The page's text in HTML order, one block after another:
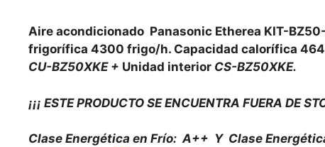
Aire acondicionado Panasonic Etherea KIT-
frigorífica 4300 frigo/h. Capacidad calorífica
CU-BZ50XKE + Unidad interior CS-BZ50XKE.
¡¡¡ ESTE PRODUCTO SE ENCUENTRA FUERA DE
Clase Energética en Frío: A++ Y Clase